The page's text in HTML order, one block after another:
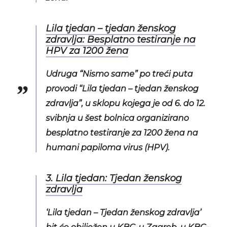
Lila tjedan – tjedan ženskog
zdravlja: Besplatno testiranje na
HPV za 1200 žena
Udruga “Nismo same” po treći puta
provodi “Lila tjedan – tjedan ženskog
zdravlja”, u sklopu kojega je od 6. do 12.
svibnja u šest bolnica organizirano
besplatno testiranje za 1200 žena na
humani papiloma virus (HPV).
3. Lila tjedan: Tjedan ženskog
zdravlja
‘Lila tjedan – Tjedan ženskog zdravlja’